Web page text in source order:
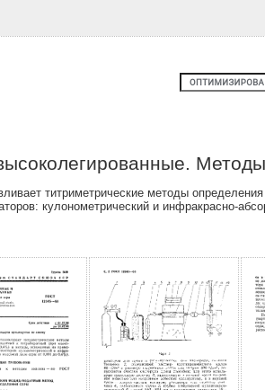
титриметрические методы
кулонометрический и инфракрасно-